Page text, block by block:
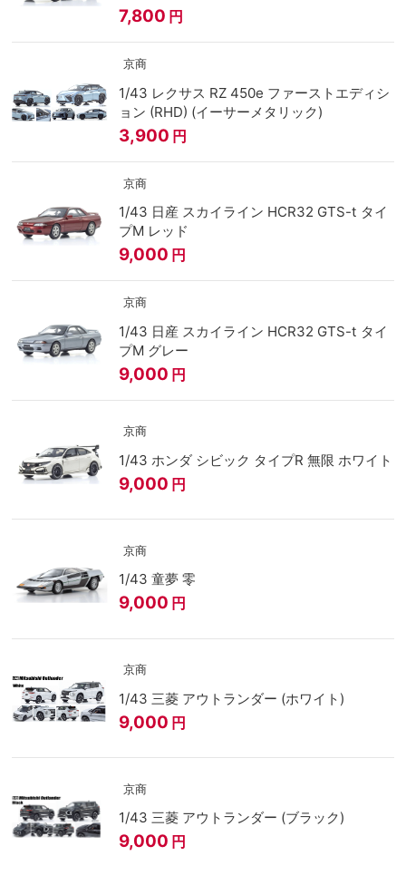
7,800 円
京商
1/43 レクサス RZ 450e ファーストエディシ
ョン (RHD) (イーサーメタリック)
3,900 円
京商
1/43 日産 スカイライン HCR32 GTS-t タイ
プM レッド
9,000 円
京商
1/43 日産 スカイライン HCR32 GTS-t タイ
プM グレー
9,000 円
京商
1/43 ホンダ シビック タイプR 無限 ホワイト
9,000 円
京商
1/43 童夢 零
9,000 円
京商
1/43 三菱 アウトランダー (ホワイト)
9,000 円
京商
1/43 三菱 アウトランダー (ブラック)
9,000 円